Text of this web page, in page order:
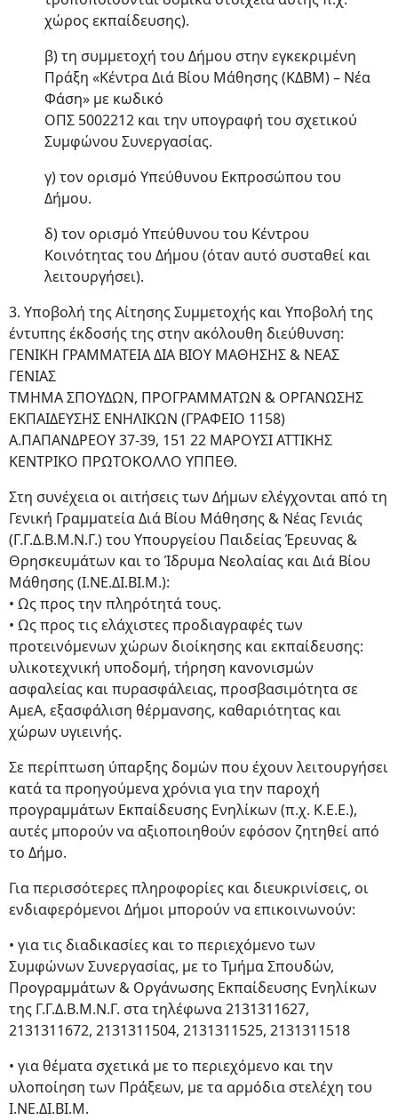
χώρος εκπαίδευσης).
β) τη συμμετοχή του Δήμου στην εγκεκριμένη
Πράξη «Κέντρα Διά Βίου Μάθησης (ΚΔΒΜ) – Νέα
Φάση» με κωδικό
ΟΠΣ 5002212 και την υπογραφή του σχετικού
Συμφώνου Συνεργασίας.
γ) τον ορισμό Υπεύθυνου Εκπροσώπου του
Δήμου.
δ) τον ορισμό Υπεύθυνου του Κέντρου
Κοινότητας του Δήμου (όταν αυτό συσταθεί και
λειτουργήσει).
3. Υποβολή της Αίτησης Συμμετοχής και Υποβολή της
έντυπης έκδοσής της στην ακόλουθη διεύθυνση:
ΓΕΝΙΚΗ ΓΡΑΜΜΑΤΕΙΑ ΔΙΑ ΒΙΟΥ ΜΑΘΗΣΗΣ & ΝΕΑΣ
ΓΕΝΙΑΣ
ΤΜΗΜΑ ΣΠΟΥΔΩΝ, ΠΡΟΓΡΑΜΜΑΤΩΝ & ΟΡΓΑΝΩΣΗΣ
ΕΚΠΑΙΔΕΥΣΗΣ ΕΝΗΛΙΚΩΝ (ΓΡΑΦΕΙΟ 1158)
Α.ΠΑΠΑΝΔΡΕΟΥ 37-39, 151 22 ΜΑΡΟΥΣΙ ΑΤΤΙΚΗΣ
ΚΕΝΤΡΙΚΟ ΠΡΩΤΟΚΟΛΛΟ ΥΠΠΕΘ.
Στη συνέχεια οι αιτήσεις των Δήμων ελέγχονται από τη
Γενική Γραμματεία Διά Βίου Μάθησης & Νέας Γενιάς
(Γ.Γ.Δ.Β.Μ.Ν.Γ.) του Υπουργείου Παιδείας Έρευνας &
Θρησκευμάτων και το Ίδρυμα Νεολαίας και Διά Βίου
Μάθησης (Ι.ΝΕ.ΔΙ.ΒΙ.Μ.):
• Ως προς την πληρότητά τους.
• Ως προς τις ελάχιστες προδιαγραφές των
προτεινόμενων χώρων διοίκησης και εκπαίδευσης:
υλικοτεχνική υποδομή, τήρηση κανονισμών
ασφαλείας και πυρασφάλειας, προσβασιμότητα σε
ΑμεΑ, εξασφάλιση θέρμανσης, καθαριότητας και
χώρων υγιεινής.
Σε περίπτωση ύπαρξης δομών που έχουν λειτουργήσει
κατά τα προηγούμενα χρόνια για την παροχή
προγραμμάτων Εκπαίδευσης Ενηλίκων (π.χ. Κ.Ε.Ε.),
αυτές μπορούν να αξιοποιηθούν εφόσον ζητηθεί από
το Δήμο.
Για περισσότερες πληροφορίες και διευκρινίσεις, οι
ενδιαφερόμενοι Δήμοι μπορούν να επικοινωνούν:
• για τις διαδικασίες και το περιεχόμενο των
Συμφώνων Συνεργασίας, με το Τμήμα Σπουδών,
Προγραμμάτων & Οργάνωσης Εκπαίδευσης Ενηλίκων
της Γ.Γ.Δ.Β.Μ.Ν.Γ. στα τηλέφωνα 2131311627,
2131311672, 2131311504, 2131311525, 2131311518
• για θέματα σχετικά με το περιεχόμενο και την
υλοποίηση των Πράξεων, με τα αρμόδια στελέχη του
Ι.ΝΕ.ΔΙ.ΒΙ.Μ.